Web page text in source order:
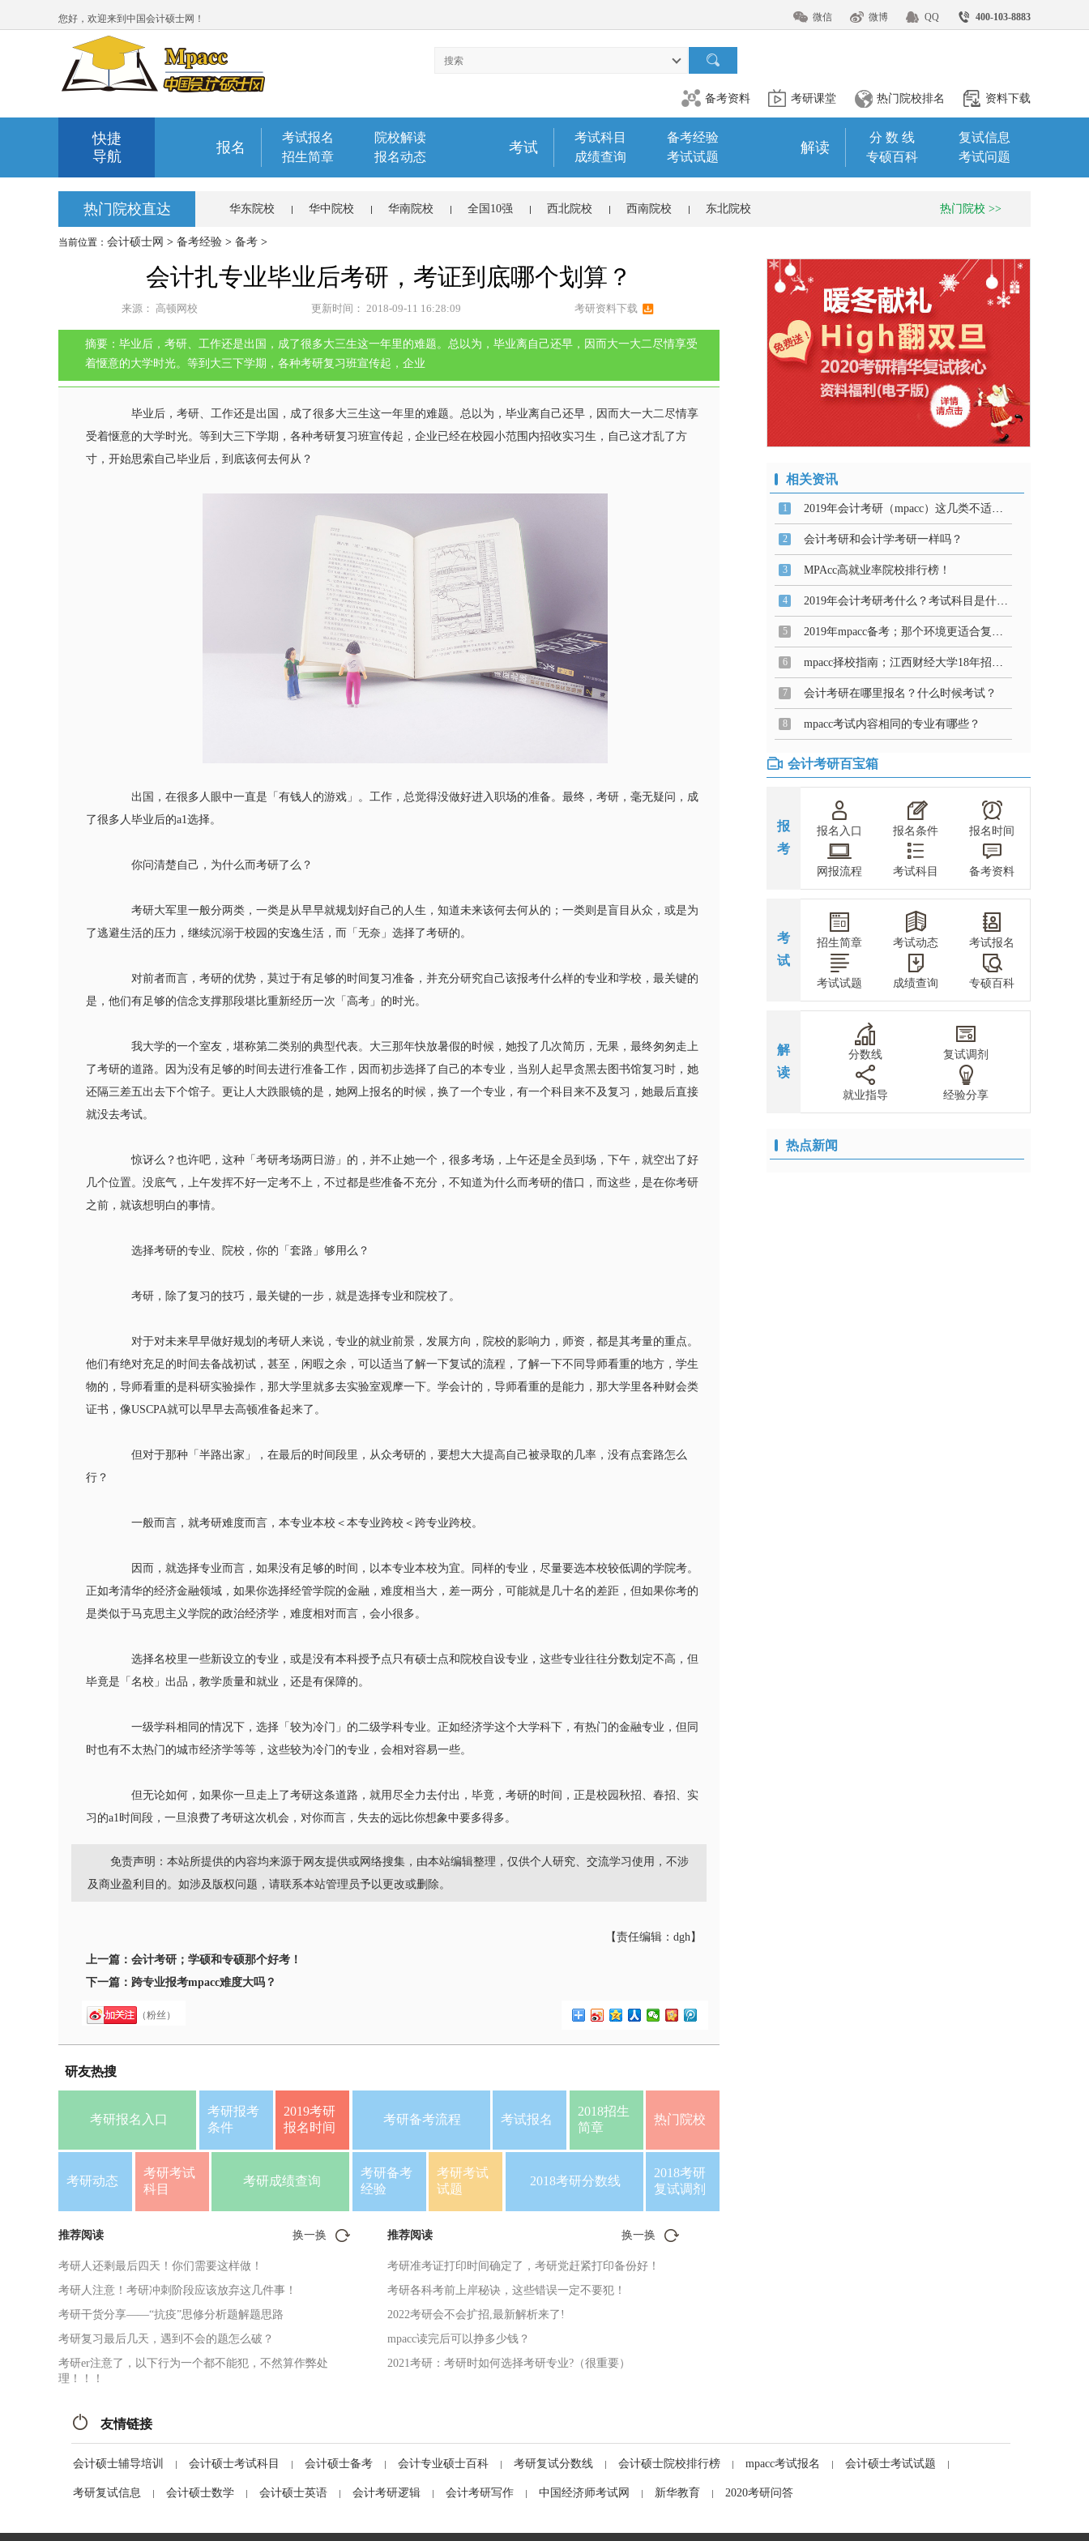
您好，欢迎来到中国会计硕士网！ 微信 微博 QQ 400-103-8883
备考资料 考研课堂 热门院校排名 资料下载
快捷
导航
报名
考试报名
院校解读
招生简章
报名动态
考试
考试科目
备考经验
成绩查询
考试试题
解读
分 数 线
复试信息
专硕百科
考试问题
热门院校直达 华东院校 华中院校 华南院校 全国10强 西北院校 西南院校 东北院校 热门院校 >>
当前位置： 会计硕士网 > 备考经验 > 备考 >
会计扎专业毕业后考研，考证到底哪个划算？
来源： 高顿网校 更新时间： 2018-09-11 16:28:09 考研资料下载
摘要：毕业后，考研、工作还是出国，成了很多大三生这一年里的难题。总以为，毕业离自己还早，因而大一大二尽情享受
着惬意的大学时光。等到大三下学期，各种考研复习班宣传起，企业
毕业后，考研、工作还是出国，成了很多大三生这一年里的难题。总以为，毕业离自己还早，因而大一大二尽情享
受着惬意的大学时光。等到大三下学期，各种考研复习班宣传起，企业已经在校园小范围内招收实习生，自己这才乱了方
寸，开始思索自己毕业后，到底该何去何从？
出国，在很多人眼中一直是「有钱人的游戏」。工作，总觉得没做好进入职场的准备。最终，考研，毫无疑问，成
了很多人毕业后的a1选择。
你问清楚自己，为什么而考研了么？
考研大军里一般分两类，一类是从早早就规划好自己的人生，知道未来该何去何从的；一类则是盲目从众，或是为
了逃避生活的压力，继续沉溺于校园的安逸生活，而「无奈」选择了考研的。
对前者而言，考研的优势，莫过于有足够的时间复习准备，并充分研究自己该报考什么样的专业和学校，最关键的
是，他们有足够的信念支撑那段堪比重新经历一次「高考」的时光。
我大学的一个室友，堪称第二类别的典型代表。大三那年快放暑假的时候，她投了几次简历，无果，最终匆匆走上
了考研的道路。因为没有足够的时间去进行准备工作，因而初步选择了自己的本专业，当别人起早贪黑去图书馆复习时，她
还隔三差五出去下个馆子。更让人大跌眼镜的是，她网上报名的时候，换了一个专业，有一个科目来不及复习，她最后直接
就没去考试。
惊讶么？也许吧，这种「考研考场两日游」的，并不止她一个，很多考场，上午还是全员到场，下午，就空出了好
几个位置。没底气，上午发挥不好一定考不上，不过都是些准备不充分，不知道为什么而考研的借口，而这些，是在你考研
之前，就该想明白的事情。
选择考研的专业、院校，你的「套路」够用么？
考研，除了复习的技巧，最关键的一步，就是选择专业和院校了。
对于对未来早早做好规划的考研人来说，专业的就业前景，发展方向，院校的影响力，师资，都是其考量的重点。
他们有绝对充足的时间去备战初试，甚至，闲暇之余，可以适当了解一下复试的流程，了解一下不同导师看重的地方，学生
物的，导师看重的是科研实验操作，那大学里就多去实验室观摩一下。学会计的，导师看重的是能力，那大学里各种财会类
证书，像USCPA就可以早早去高顿准备起来了。
但对于那种「半路出家」，在最后的时间段里，从众考研的，要想大大提高自己被录取的几率，没有点套路怎么
行？
一般而言，就考研难度而言，本专业本校＜本专业跨校＜跨专业跨校。
因而，就选择专业而言，如果没有足够的时间，以本专业本校为宜。同样的专业，尽量要选本校较低调的学院考。
正如考清华的经济金融领域，如果你选择经管学院的金融，难度相当大，差一两分，可能就是几十名的差距，但如果你考的
是类似于马克思主义学院的政治经济学，难度相对而言，会小很多。
选择名校里一些新设立的专业，或是没有本科授予点只有硕士点和院校自设专业，这些专业往往分数划定不高，但
毕竟是「名校」出品，教学质量和就业，还是有保障的。
一级学科相同的情况下，选择「较为冷门」的二级学科专业。正如经济学这个大学科下，有热门的金融专业，但同
时也有不太热门的城市经济学等等，这些较为冷门的专业，会相对容易一些。
但无论如何，如果你一旦走上了考研这条道路，就用尽全力去付出，毕竟，考研的时间，正是校园秋招、春招、实
习的a1时间段，一旦浪费了考研这次机会，对你而言，失去的远比你想象中要多得多。
免责声明：本站所提供的内容均来源于网友提供或网络搜集，由本站编辑整理，仅供个人研究、交流学习使用，不涉
及商业盈利目的。如涉及版权问题，请联系本站管理员予以更改或删除。
【责任编辑：dgh】
上一篇： 会计考研；学硕和专硕那个好考！
下一篇： 跨专业报考mpacc难度大吗？
（粉丝）
研友热搜
考研报名入口
考研报考
条件
2019考研
报名时间
考研备考流程 考试报名
2018招生
简章
热门院校
考研动态
考研考试
科目
考研成绩查询
考研备考
经验
考研考试
试题
2018考研分数线
2018考研
复试调剂
推荐阅读 换一换
考研人还剩最后四天！你们需要这样做！
考研人注意！考研冲刺阶段应该放弃这几件事！
考研干货分享——“抗疫”思修分析题解题思路
考研复习最后几天，遇到不会的题怎么破？
考研er注意了，以下行为一个都不能犯，不然算作弊处
理！！！
推荐阅读 换一换
考研准考证打印时间确定了，考研党赶紧打印备份好！
考研各科考前上岸秘诀，这些错误一定不要犯！
2022考研会不会扩招,最新解析来了!
mpacc读完后可以挣多少钱？
2021考研：考研时如何选择考研专业?（很重要）
相关资讯
1 2019年会计考研（mpacc）这几类不适合报考！
2 会计考研和会计学考研一样吗？
3 MPAcc高就业率院校排行榜！
4 2019年会计考研考什么？考试科目是什么？
5 2019年mpacc备考；那个环境更适合复习？
6 mpacc择校指南；江西财经大学18年招生详情
7 会计考研在哪里报名？什么时候考试？
8 mpacc考试内容相同的专业有哪些？
会计考研百宝箱
报
考
报名入口 报名条件 报名时间
网报流程 考试科目 备考资料
考
试
招生简章 考试动态 考试报名
考试试题 成绩查询 专硕百科
解
读
分数线 复试调剂
就业指导 经验分享
热点新闻
友情链接
会计硕士辅导培训 会计硕士考试科目 会计硕士备考 会计专业硕士百科 考研复试分数线 会计硕士院校排行榜 mpacc考试报名 会计硕士考试试题
考研复试信息 会计硕士数学 会计硕士英语 会计考研逻辑 会计考研写作 中国经济师考试网 新华教育 2020考研问答